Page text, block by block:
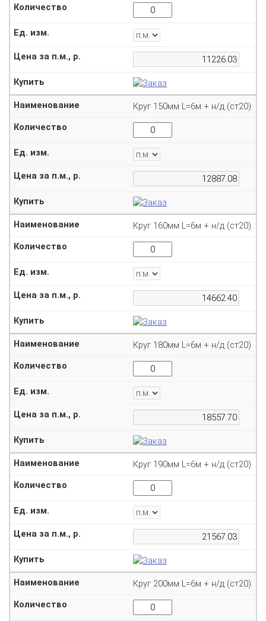
Круг 150мм L=6м + н/д (ст20)
Круг 160мм L=6м + н/д (ст20)
Круг 180мм L=6м + н/д (ст20)
Круг 190мм L=6м + н/д (ст20)
Круг 200мм L=6м + н/д (ст20)